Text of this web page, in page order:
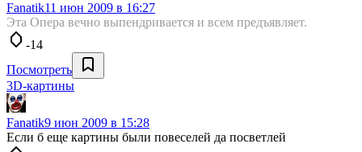
Fanatik11 июн 2009 в 16:27
Эта Опера вечно выпендривается и всем предъявляет.
-14
Посмотреть
3D-картины
Fanatik9 июн 2009 в 15:28
Если б еще картины были повеселей да посветлей